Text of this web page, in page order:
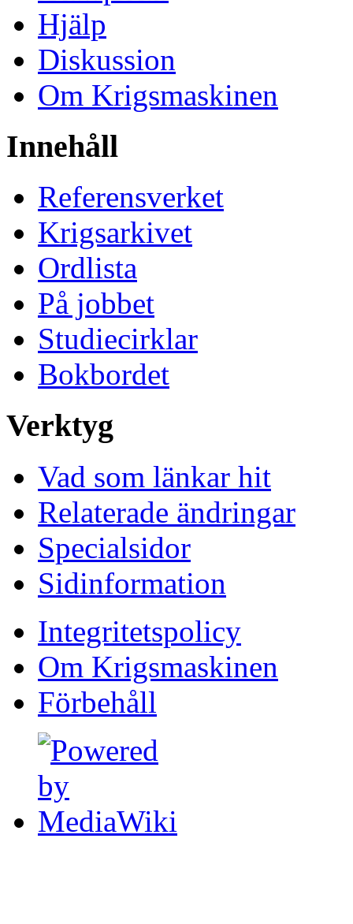
Hjälp
Diskussion
Om Krigsmaskinen
Innehåll
Referensverket
Krigsarkivet
Ordlista
På jobbet
Studiecirklar
Bokbordet
Verktyg
Vad som länkar hit
Relaterade ändringar
Specialsidor
Sidinformation
Integritetspolicy
Om Krigsmaskinen
Förbehåll